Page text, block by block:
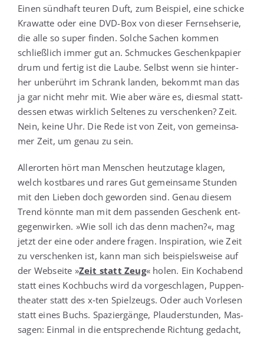
Einen sünd­haft teu­ren Duft, zum Bei­spiel, eine schi­cke
Kra­wat­te oder eine DVD-Box von die­ser Fern­seh­se­rie,
die alle so super fin­den. Sol­che Sachen kom­men
schließ­lich immer gut an. Schmu­ckes Geschenk­pa­pier
drum und fer­tig ist die Lau­be. Selbst wenn sie hin­ter­
her unbe­rührt im Schrank lan­den, bekommt man das
ja gar nicht mehr mit. Wie aber wäre es, dies­mal statt­
des­sen etwas wirk­lich Sel­te­nes zu ver­schen­ken? Zeit.
Nein, kei­ne Uhr. Die Rede ist von Zeit, von gemein­sa­
mer Zeit, um genau zu sein.
Aller­or­ten hört man Men­schen heut­zu­ta­ge kla­gen,
welch kost­ba­res und rares Gut gemein­sa­me Stun­den
mit den Lie­ben doch gewor­den sind. Genau die­sem
Trend könn­te man mit dem pas­sen­den Geschenk ent­
ge­gen­wir­ken. »Wie soll ich das denn machen?«, mag
jetzt der eine oder ande­re fra­gen. Inspi­ra­ti­on, wie Zeit
zu ver­schen­ken ist, kann man sich bei­spiels­wei­se auf
der Web­sei­te »Zeit statt Zeug« holen. Ein Koch­abend
statt eines Koch­buchs wird da vor­ge­schla­gen, Pup­pen­
thea­ter statt des x‑ten Spiel­zeugs. Oder auch Vor­le­sen
statt eines Buchs. Spa­zier­gän­ge, Plau­der­stun­den, Mas­
sa­gen: Ein­mal in die ent­spre­chen­de Rich­tung gedacht,